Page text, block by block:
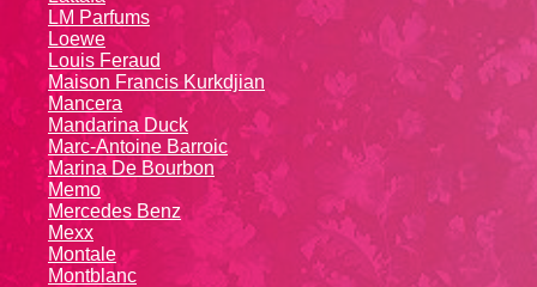
LM Parfums
Loewe
Louis Feraud
Maison Francis Kurkdjian
Mancera
Mandarina Duck
Marc-Antoine Barroic
Marina De Bourbon
Memo
Mercedes Benz
Mexx
Montale
Montblanc